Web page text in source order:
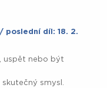
poslední díl: 18. 2.
uspět nebo být
smysl.